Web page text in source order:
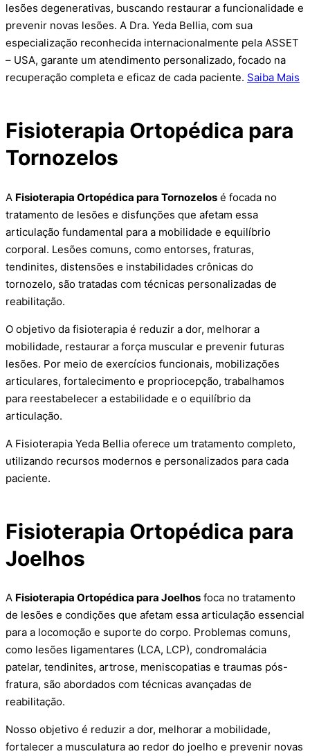
lesões degenerativas, buscando restaurar a funcionalidade e
prevenir novas lesões. A Dra. Yeda Bellia, com sua
especialização reconhecida internacionalmente pela ASSET
– USA, garante um atendimento personalizado, focado na
recuperação completa e eficaz de cada paciente. Saiba Mais
Fisioterapia Ortopédica para
Tornozelos
A Fisioterapia Ortopédica para Tornozelos é focada no
tratamento de lesões e disfunções que afetam essa
articulação fundamental para a mobilidade e equilíbrio
corporal. Lesões comuns, como entorses, fraturas,
tendinites, distensões e instabilidades crônicas do
tornozelo, são tratadas com técnicas personalizadas de
reabilitação.
O objetivo da fisioterapia é reduzir a dor, melhorar a
mobilidade, restaurar a força muscular e prevenir futuras
lesões. Por meio de exercícios funcionais, mobilizações
articulares, fortalecimento e propriocepção, trabalhamos
para reestabelecer a estabilidade e o equilíbrio da
articulação.
A Fisioterapia Yeda Bellia oferece um tratamento completo,
utilizando recursos modernos e personalizados para cada
paciente.
Fisioterapia Ortopédica para
Joelhos
A Fisioterapia Ortopédica para Joelhos foca no tratamento
de lesões e condições que afetam essa articulação essencial
para a locomoção e suporte do corpo. Problemas comuns,
como lesões ligamentares (LCA, LCP), condromalácia
patelar, tendinites, artrose, meniscopatias e traumas pós-
fratura, são abordados com técnicas avançadas de
reabilitação.
Nosso objetivo é reduzir a dor, melhorar a mobilidade,
fortalecer a musculatura ao redor do joelho e prevenir novas